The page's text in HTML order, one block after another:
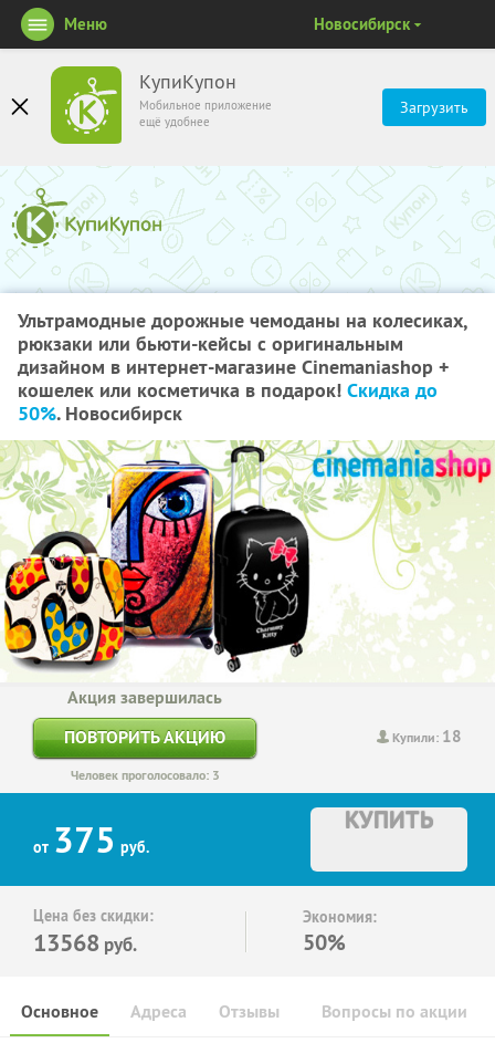
КупиКупон
Мобильное приложение
ещё удобнее
Загрузить
Меню Новосибирск
Ультрамодные дорожные чемоданы на колесиках,
рюкзаки или бьюти-кейсы с оригинальным
дизайном в интернет-магазине Cinemaniashop +
кошелек или косметичка в подарок! Скидка до
50%. Новосибирск
Купили: 18
Акция завершилась
ПОВТОРИТЬ АКЦИЮ
Человек проголосовало: 3
от 375 руб.
КУПИТЬ
Цена без скидки:
13568 руб.
Экономия:
50%
Основное Отзывы Вопросы по акции
Адреса